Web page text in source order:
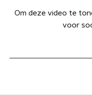
Om deze video te
voor